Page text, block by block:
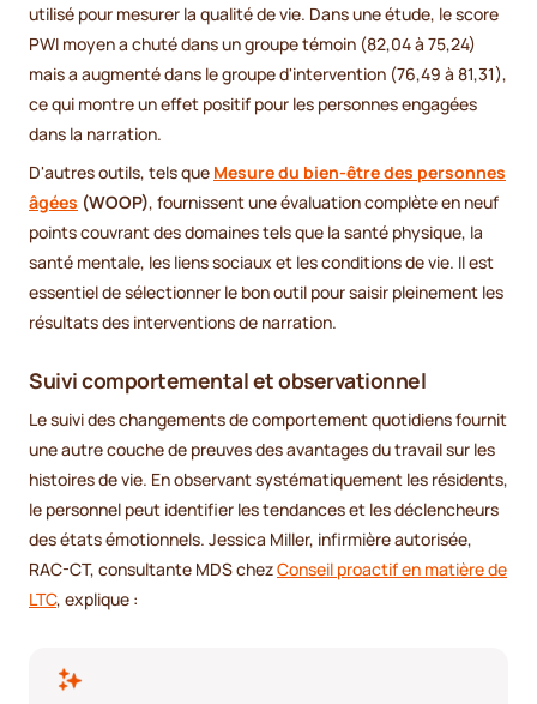
utilisé pour mesurer la qualité de vie. Dans une étude, le score
PWI moyen a chuté dans un groupe témoin (82,04 à 75,24)
mais a augmenté dans le groupe d'intervention (76,49 à 81,31),
ce qui montre un effet positif pour les personnes engagées
dans la narration.
D'autres outils, tels que Mesure du bien-être des personnes
âgées (WOOP), fournissent une évaluation complète en neuf
points couvrant des domaines tels que la santé physique, la
santé mentale, les liens sociaux et les conditions de vie. Il est
essentiel de sélectionner le bon outil pour saisir pleinement les
résultats des interventions de narration.
Suivi comportemental et observationnel
Le suivi des changements de comportement quotidiens fournit
une autre couche de preuves des avantages du travail sur les
histoires de vie. En observant systématiquement les résidents,
le personnel peut identifier les tendances et les déclencheurs
des états émotionnels. Jessica Miller, infirmière autorisée,
RAC-CT, consultante MDS chezConseil proactif en matière de
LTC, explique :